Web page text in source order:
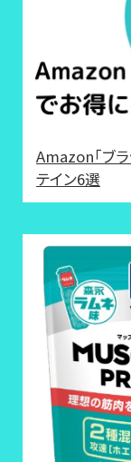
Amazon「ブ
テイン6選